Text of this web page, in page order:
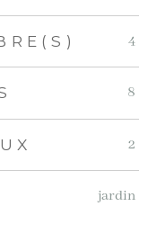
4
8
2
jardin